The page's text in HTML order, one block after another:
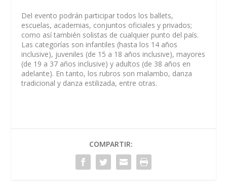
Del evento podrán participar todos los ballets,
escuelas, academias, conjuntos oficiales y privados;
como así también solistas de cualquier punto del país.
Las categorías son infantiles (hasta los 14 años
inclusive), juveniles (de 15 a 18 años inclusive), mayores
(de 19 a 37 años inclusive) y adultos (de 38 años en
adelante). En tanto, los rubros son malambo, danza
tradicional y danza estilizada, entre otras.
COMPARTIR: